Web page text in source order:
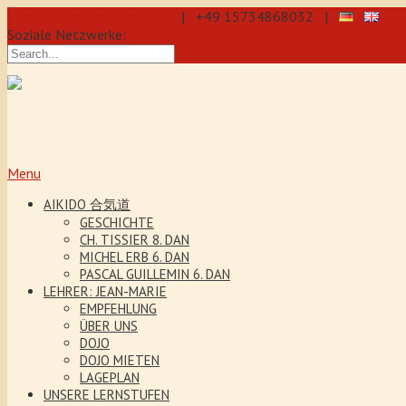
| +49 15734868032 |
Soziale Netzwerke:
Menu
AIKIDO 合気道
GESCHICHTE
CH. TISSIER 8. DAN
MICHEL ERB 6. DAN
PASCAL GUILLEMIN 6. DAN
LEHRER: JEAN-MARIE
EMPFEHLUNG
ÜBER UNS
DOJO
DOJO MIETEN
LAGEPLAN
UNSERE LERNSTUFEN